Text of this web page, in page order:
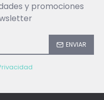
y promociones
ENVIAR